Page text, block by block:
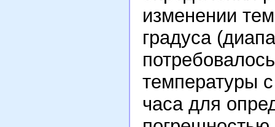
изменении
градуса
температуры
часа для